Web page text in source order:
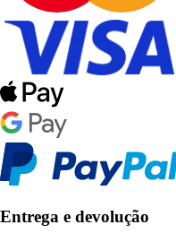
Entrega e devolução